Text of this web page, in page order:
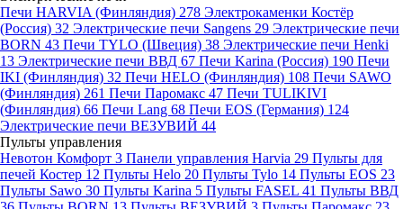
Печи HARVIA (Финляндия) 278 Электрокаменки Костёр
(Россия) 32 Электрические печи Sangens 29 Электрические печи
BORN 43 Печи TYLO (Швеция) 38 Электрические печи Henki
13 Электрические печи ВВД 67 Печи Karina (Россия) 190 Печи
IKI (Финляндия) 32 Печи HELO (Финляндия) 108 Печи SAWO
(Финляндия) 261 Печи Паромакс 47 Печи TULIKIVI
(Финляндия) 66 Печи Lang 68 Печи EOS (Германия) 124
Электрические печи ВЕЗУВИЙ 44
Пульты управления
Невотон Комфорт 3 Панели управления Harvia 29 Пульты для
печей Костер 12 Пульты Helo 20 Пульты Tylo 14 Пульты EOS 23
Пульты Sawo 30 Пульты Karina 5 Пульты FASEL 41 Пульты ВВД